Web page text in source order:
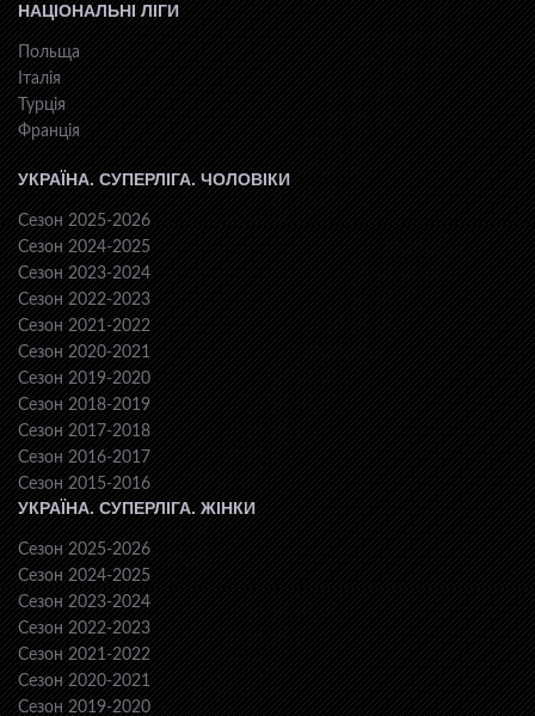
НАЦІОНАЛЬНІ ЛІГИ
Польща
Італія
Турція
Франція
УКРАЇНА. СУПЕРЛІГА. ЧОЛОВІКИ
Сезон 2025-2026
Сезон 2024-2025
Сезон 2023-2024
Сезон 2022-2023
Сезон 2021-2022
Сезон 2020-2021
Сезон 2019-2020
Сезон 2018-2019
Сезон 2017-2018
Сезон 2016-2017
Сезон 2015-2016
УКРАЇНА. СУПЕРЛІГА. ЖІНКИ
Сезон 2025-2026
Сезон 2024-2025
Сезон 2023-2024
Сезон 2022-2023
Сезон 2021-2022
Сезон 2020-2021
Сезон 2019-2020